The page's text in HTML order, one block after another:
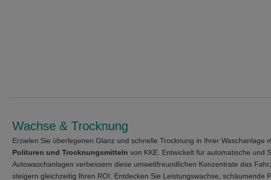
Wachse & Trocknung
Erzielen Sie überlegenen Glanz und schnelle Trocknung in Ihrer Waschanlage
Polituren und Trocknungsmitteln von KKE. Entwickelt für automatische und
Autowaschanlagen verbessern diese umweltfreundlichen Konzentrate das
steigern gleichzeitig Ihren ROI. Entdecken Sie Leistungswachse, schäumende